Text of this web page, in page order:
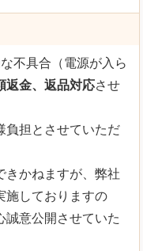
不具合（電源が入ら
返金、返品対応させ
負担とさせていただ
きかねますが、弊社
施しておりますの
意公開させていた